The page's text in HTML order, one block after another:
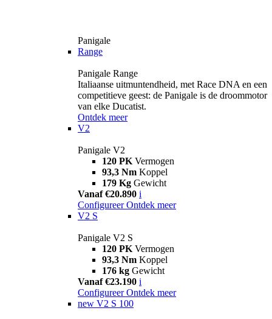
Panigale
Range
Panigale Range
Italiaanse uitmuntendheid, met Race DNA en een
competitieve geest: de Panigale is de droommotor
van elke Ducatist.
Ontdek meer
V2
Panigale V2
120 PK Vermogen
93,3 Nm Koppel
179 Kg Gewicht
Vanaf €20.890 i
Configureer Ontdek meer
V2 S
Panigale V2 S
120 PK Vermogen
93,3 Nm Koppel
176 kg Gewicht
Vanaf €23.190 i
Configureer Ontdek meer
new V2 S 100